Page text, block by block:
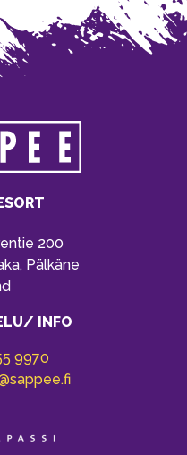
200
Pälkäne
INFO
9970